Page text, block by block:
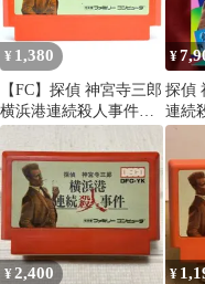
¥ 1,380
【FC】探偵 神宮寺三郎
横浜港連続殺人事件
（ソフトのみ） ファミ
コン
¥
探偵
連続
勝法
¥2,400 ¥